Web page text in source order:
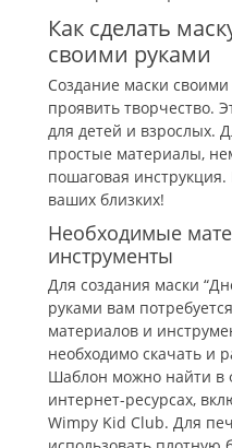
Как сделать
своими руками
Создание маски
проявить творчество.
для детей и взрослых.
простые материалы,
пошаговая инструкция.
ваших близких!
Необходимые
инструменты
Для создания маски
руками вам
материалов и
необходимо скачать и
Шаблон можно найти в
интернет-ресурсах,
Wimpy Kid Club. Для